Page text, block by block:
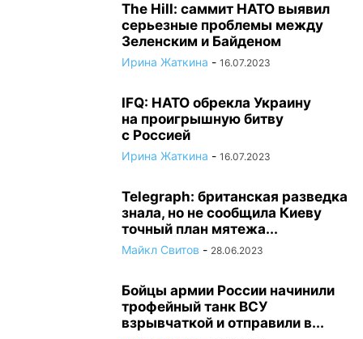
The Hill: саммит НАТО выявил
серьезные проблемы между
Зеленским и Байденом
Ирина Жаткина - 16.07.2023
IFQ: НАТО обрекла Украину
на проигрышную битву
с Россией
Ирина Жаткина - 16.07.2023
Telegraph: британская разведка
знала, но не сообщила Киеву
точный план мятежа...
Майкл Свитов - 28.06.2023
Бойцы армии России начинили
трофейный танк ВСУ
взрывчаткой и отправили в...